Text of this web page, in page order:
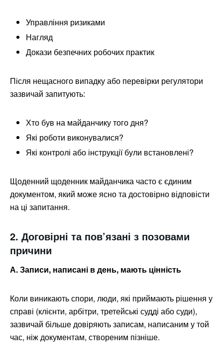
Управління ризиками
Нагляд
Докази безпечних робочих практик
Після нещасного випадку або перевірки регулятори
зазвичай запитують:
Хто був на майданчику того дня?
Які роботи виконувалися?
Які контролі або інструкції були встановлені?
Щоденний щоденник майданчика часто є єдиним
документом, який може ясно та достовірно відповісти
на ці запитання.
2. Договірні та пов’язані з позовами
причини
А. Записи, написані в день, мають цінність
Коли виникають спори, люди, які приймають рішення у
справі (клієнти, арбітри, третейські судді або суди),
зазвичай більше довіряють записам, написаним у той
час, ніж документам, створеним пізніше.